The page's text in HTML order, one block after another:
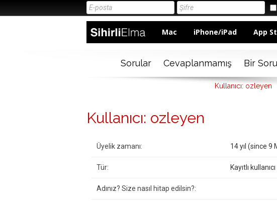
Mac iPhone/iPad App
Sorular Cevaplanmamış Bir
Kullanıcı: ozleyen
Kullanıcı: ozleyen
Üyelik zamanı: 14 yıl (since 9
Tür: Kayıtlı kullanıcı
Adınız? Size nasıl hitap edilsin?: